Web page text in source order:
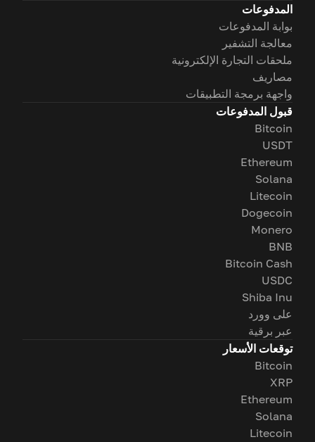
المدفوعات
بوابة المدفوعات
معالجة التشفير
ملحقات التجارة الإلكترونية
مصاريف
واجهة برمجة التطبيقات
قبول المدفوعات
Bitcoin
USDT
Ethereum
Solana
Litecoin
Dogecoin
Monero
BNB
Bitcoin Cash
USDC
Shiba Inu
على وورد
عبر برقية
توقعات الأسعار
Bitcoin
XRP
Ethereum
Solana
Litecoin